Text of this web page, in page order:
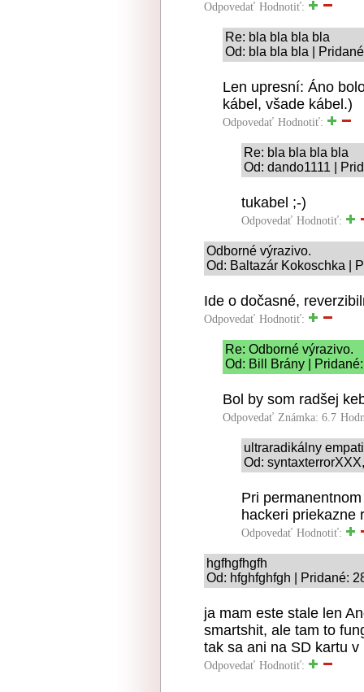
Odpovedať Hodnotiť:
Re: bla bla bla bla
Od: bla bla bla |
Len upresní: Áno
kábel, všade kábel.)
Odpovedať Hodnotiť:
Re: bla bla bla bla
Od: dando1111 |
tukabel ;-)
Odpovedať Hodnotiť:
Odborné výrazivo.
Od: Baltazár Kokoschka |
Ide o dočasné,
Odpovedať Hodnotiť:
Re: Odborné výrazivo.
Od: Bill Brány |
Bol by som radšej
Odpovedať Známka: 6.7
ultraradikálny
Od:
Pri
hackeri priekazne
Odpovedať Hodnotiť:
hgfhgfhgfh
Od: hfghfghfgh | Pridané:
ja mam este stale len
smartshit, ale tam to
tak sa ani na SD kartu
Odpovedať Hodnotiť: